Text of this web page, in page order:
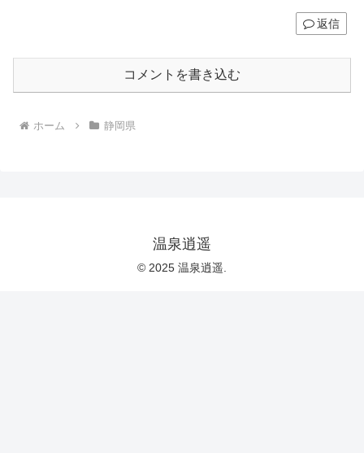
返信
コメントを書き込む
ホーム 静岡県
温泉逍遥
© 2025 温泉逍遥.